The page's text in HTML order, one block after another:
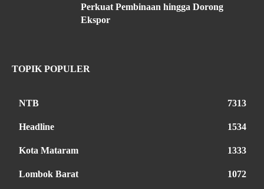
Perkuat Pembinaan hingga Dorong
Ekspor
TOPIK POPULER
NTB 7313
Headline 1534
Kota Mataram 1333
Lombok Barat 1072